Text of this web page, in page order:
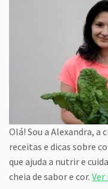
Olá! Sou a Alexandra,
receitas e dicas sobre
que ajuda a nutrir e
cheia de sabor e cor.